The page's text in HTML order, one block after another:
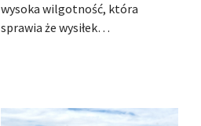
wysoka wilgotność, która
sprawia że wysiłek…